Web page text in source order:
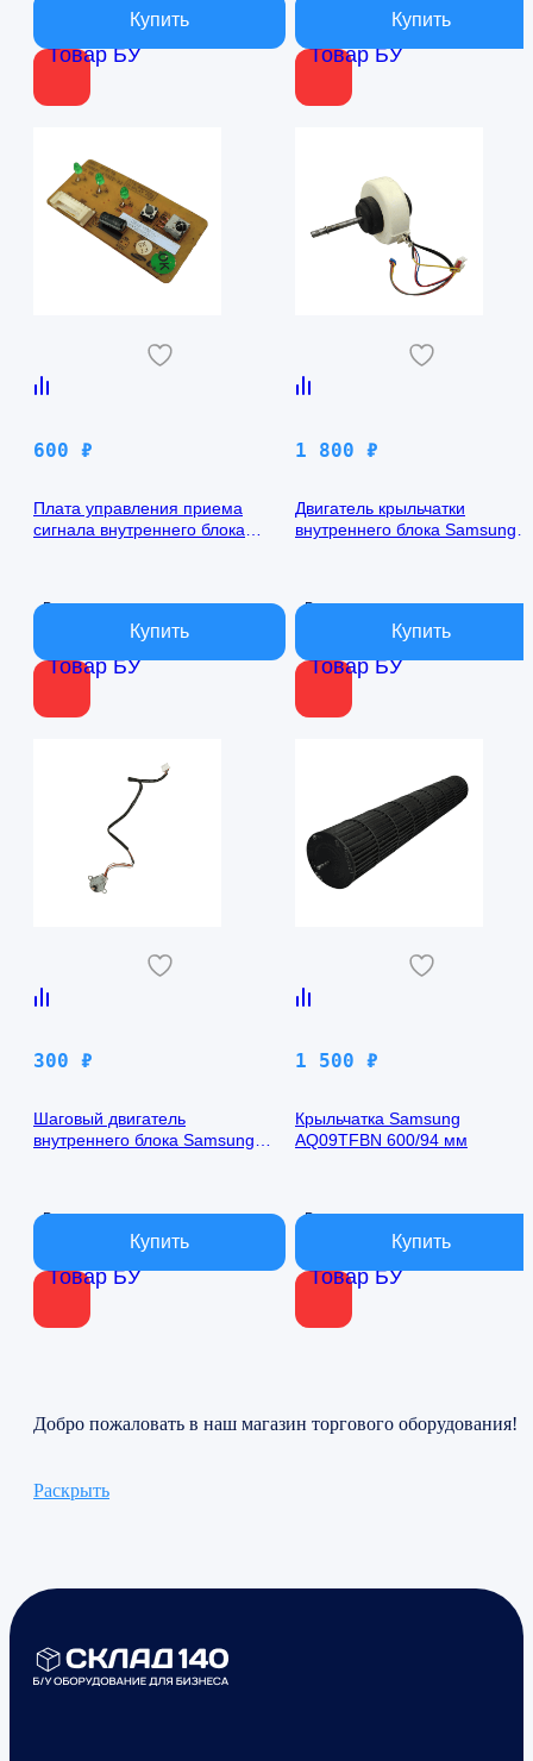
Товар БУ Товар БУ
Товар БУ
600 ₽
Плата управления приема
сигнала внутреннего блока
В наличии
Товар БУ
1 800 ₽
Двигатель крыльчатки
внутреннего блока Samsung
В наличии
Товар БУ
300 ₽
Шаговый двигатель
внутреннего блока Samsung
В наличии
Товар БУ
1 500 ₽
Крыльчатка Samsung
AQ09TFBN 600/94 мм
В наличии
Добро пожаловать в наш магазин торгового оборудования!
Раскрыть